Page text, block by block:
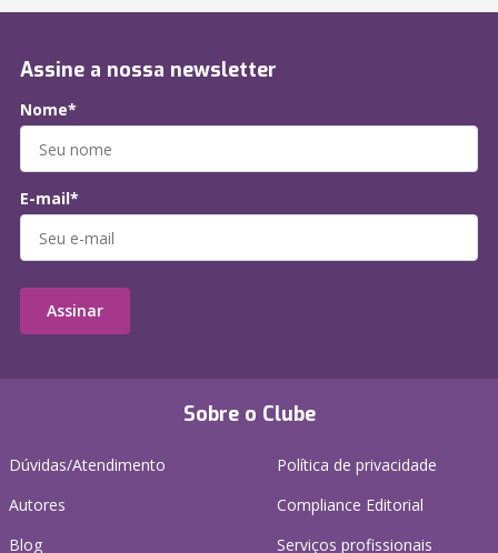
Sobre o Clube
Dúvidas/Atendimento
Autores
Blog
Política de privacidade
Compliance Editorial
Serviços profissionais
Assine a nossa newsletter
Nome*
E-mail*
Assinar